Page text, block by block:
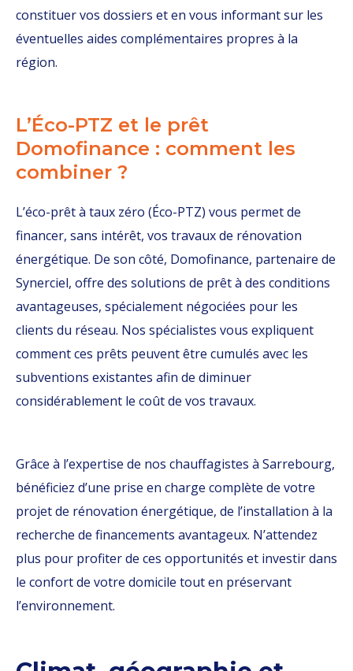
constituer vos dossiers et en vous informant sur les
éventuelles aides complémentaires propres à la
région.
L’Éco-PTZ et le prêt
Domofinance : comment les
combiner ?
L’éco-prêt à taux zéro (Éco-PTZ) vous permet de
financer, sans intérêt, vos travaux de rénovation
énergétique. De son côté, Domofinance, partenaire de
Synerciel, offre des solutions de prêt à des conditions
avantageuses, spécialement négociées pour les
clients du réseau. Nos spécialistes vous expliquent
comment ces prêts peuvent être cumulés avec les
subventions existantes afin de diminuer
considérablement le coût de vos travaux.
Grâce à l’expertise de nos chauffagistes à Sarrebourg,
bénéficiez d’une prise en charge complète de votre
projet de rénovation énergétique, de l’installation à la
recherche de financements avantageux. N’attendez
plus pour profiter de ces opportunités et investir dans
le confort de votre domicile tout en préservant
l’environnement.